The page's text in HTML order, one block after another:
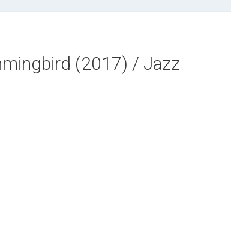
(2017) / Jazz